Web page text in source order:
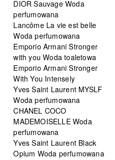
DIOR Sauvage Woda
perfumowana
Lancôme La vie est belle
Woda perfumowana
Emporio Armani Stronger
with you Woda toaletowa
Emporio Armani Stronger
With You Intensely
Yves Saint Laurent MYSLF
Woda perfumowana
CHANEL COCO
MADEMOISELLE Woda
perfumowana
Yves Saint Laurent Black
Opium Woda perfumowana